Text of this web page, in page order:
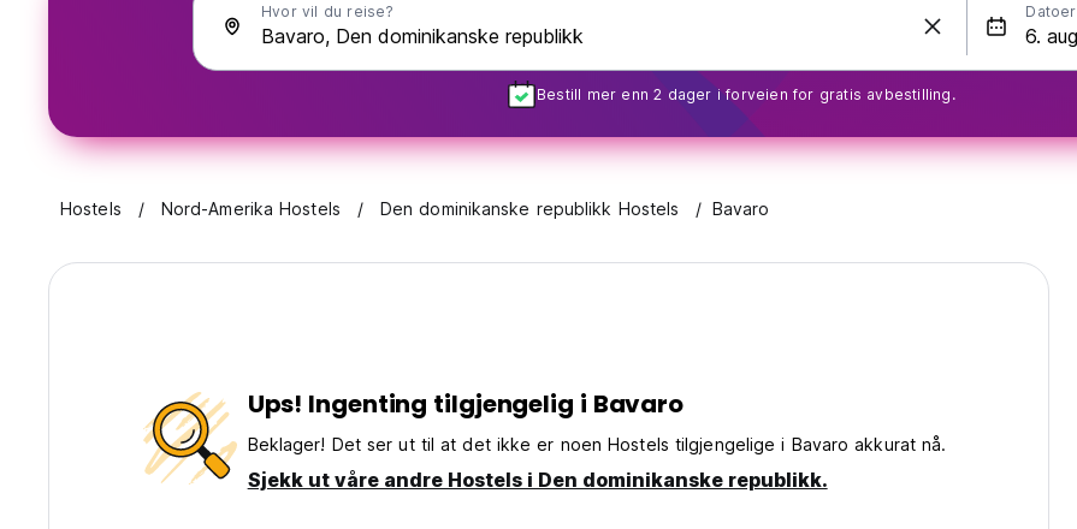
Hvor vil du reise? Datoer
Bestill mer enn 2 dager i forveien for gratis avbestilling.
Hostels Nord-Amerika Hostels Den dominikanske republikk Hostels Bavaro
Ups! Ingenting tilgjengelig i Bavaro
Beklager! Det ser ut til at det ikke er noen Hostels tilgjengelige i Bavaro akkurat nå.
Sjekk ut våre andre Hostels i Den dominikanske republikk.